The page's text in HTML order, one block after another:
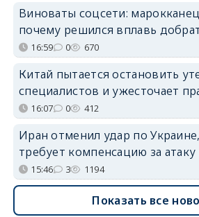
Виноваты соцсети: марокканец
почему решился вплавь
16:59 0 670
Китай пытается остановить
специалистов и ужесточает
16:07 0 412
Иран отменил удар по
требует компенсацию за атаку
15:46 3 1194
Показать все